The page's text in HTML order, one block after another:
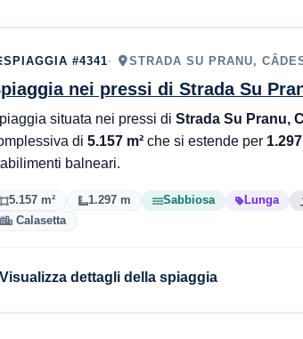
SPIAGGIA #4341 STRADA SU PRANU,
nei pressi di Strada Su
situata nei pressi di Strada Su Pranu,
di 5.157 m²che si estende per
balneari.
5.157 m² 1.297 m Sabbiosa Lunga
Calasetta
dettagli della spiaggia